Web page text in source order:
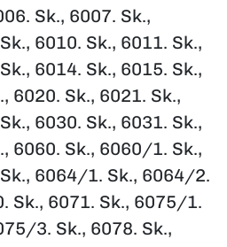
Sk., 6007. Sk.,
6010. Sk., 6011. Sk.,
6014. Sk., 6015. Sk.,
6020. Sk., 6021. Sk.,
6030. Sk., 6031. Sk.,
6060. Sk., 6060/1. Sk.,
6064/1. Sk., 6064/2.
Sk., 6071. Sk., 6075/1.
3. Sk., 6078. Sk.,